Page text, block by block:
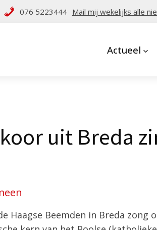
076 5223444 Mail mij wekelijks alle
Actueel
uit Breda
Haagse Beemden in Breda zong